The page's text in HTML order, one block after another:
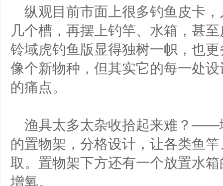
纵观目前市面上很多钓鱼皮卡
几个槽，再摆上钓竿、水箱，甚
铃域虎钓鱼版显得独树一帜，也
像个新物种，但其实它的每一处
的痛点。
渔具太多太杂收拾起来难？——
的置物架，分格设计，让各类鱼
取。置物架下方还有一个放置水
增氧。